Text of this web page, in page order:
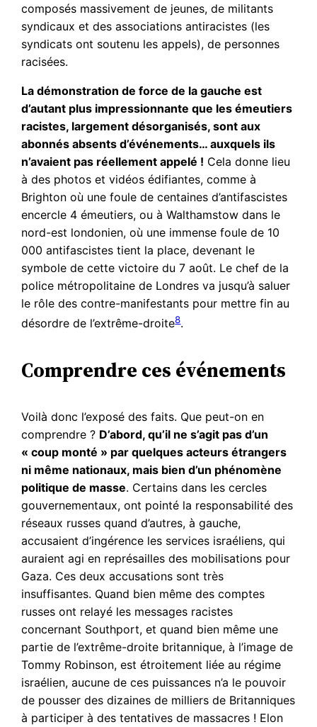
composés massivement de jeunes, de militants
syndicaux et des associations antiracistes (les
syndicats ont soutenu les appels), de personnes
racisées.
La démonstration de force de la gauche est
d’autant plus impressionnante que les émeutiers
racistes, largement désorganisés, sont aux
abonnés absents d’événements… auxquels ils
n’avaient pas réellement appelé ! Cela donne lieu
à des photos et vidéos édifiantes, comme à
Brighton où une foule de centaines d’antifascistes
encercle 4 émeutiers, ou à Walthamstow dans le
nord-est londonien, où une immense foule de 10
000 antifascistes tient la place, devenant le
symbole de cette victoire du 7 août. Le chef de la
police métropolitaine de Londres va jusqu’à saluer
le rôle des contre-manifestants pour mettre fin au
désordre de l’extrême-droite8.
Comprendre ces événements
Voilà donc l’exposé des faits. Que peut-on en
comprendre ? D’abord, qu’il ne s’agit pas d’un
« coup monté » par quelques acteurs étrangers
ni même nationaux, mais bien d’un phénomène
politique de masse. Certains dans les cercles
gouvernementaux, ont pointé la responsabilité des
réseaux russes quand d’autres, à gauche,
accusaient d’ingérence les services israéliens, qui
auraient agi en représailles des mobilisations pour
Gaza. Ces deux accusations sont très
insuffisantes. Quand bien même des comptes
russes ont relayé les messages racistes
concernant Southport, et quand bien même une
partie de l’extrême-droite britannique, à l’image de
Tommy Robinson, est étroitement liée au régime
israélien, aucune de ces puissances n’a le pouvoir
de pousser des dizaines de milliers de Britanniques
à participer à des tentatives de massacres ! Elon